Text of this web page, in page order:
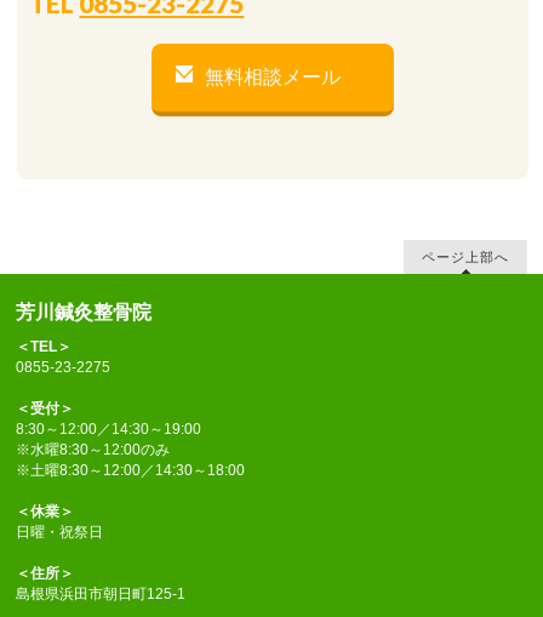
無料相談メール
ページ上部へ
芳川鍼灸整骨院
＜TEL＞
0855-23-2275
＜受付＞
8:30～12:00／14:30～19:00
※水曜8:30～12:00のみ
※土曜8:30～12:00／14:30～18:00
＜休業＞
日曜・祝祭日
＜住所＞
島根県浜田市朝日町125-1